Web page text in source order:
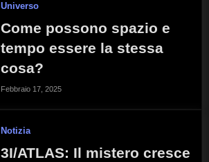
Universo
Come possono spazio e
tempo essere la stessa
cosa?
Febbraio 17, 2025
Notizia
3I/ATLAS: Il mistero cresce